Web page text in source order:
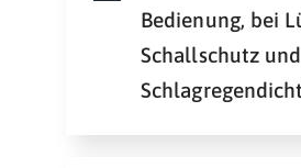
Bedienung, bei
Schallschutz und